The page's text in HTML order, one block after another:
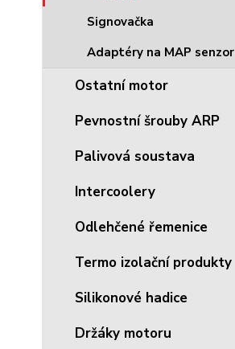
Signovačka
Adaptéry na MAP senzor
Ostatní motor
Pevnostní šrouby ARP
Palivová soustava
Intercoolery
Odlehčené řemenice
Termo izolační produkty
Silikonové hadice
Držáky motoru